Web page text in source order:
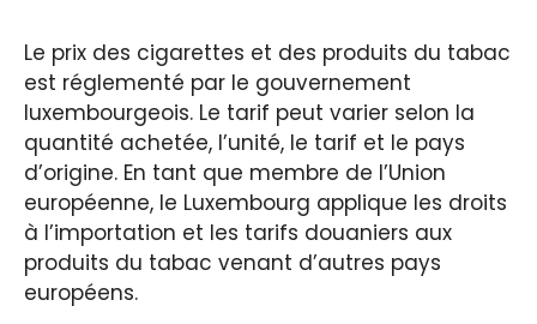
Le prix des cigarettes et des produits du tabac
est réglementé par le gouvernement
luxembourgeois. Le tarif peut varier selon la
quantité achetée, l’unité, le tarif et le pays
d’origine. En tant que membre de l’Union
européenne, le Luxembourg applique les droits
à l’importation et les tarifs douaniers aux
produits du tabac venant d’autres pays
européens.